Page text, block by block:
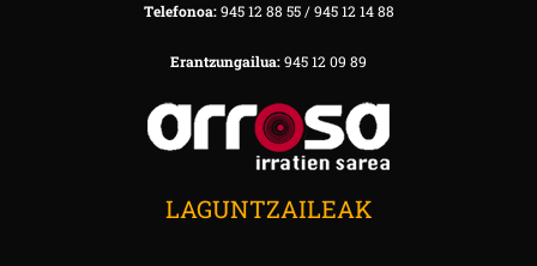
Telefonoa:945 12 88 55 / 945 12 14 88
Erantzungailua:945 12 09 89
LAGUNTZAILEAK